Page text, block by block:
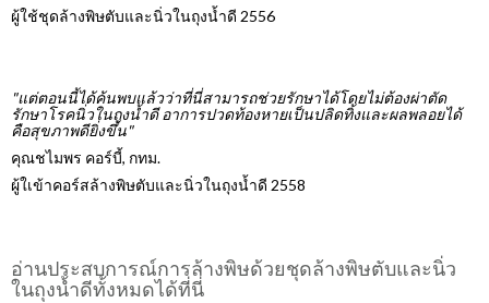
ผู้ใช้ชุดล้างพิษตับและนิ่วในถุงน้ำดี 2556
"แต่ตอนนี้ได้ค้นพบแล้วว่าที่นี่สามารถช่วยรักษาได้โดยไม่ต้องผ่าตัด
รักษาโรคนิ่วในถุงน้ำดี อาการปวดท้องหายเป็นปลิดทิ้งและผลพลอยได้
คือสุขภาพดียิ่งขึ้น"
คุณชไมพร คอร์บี้, กทม.
ผู้ใเข้าคอร์สล้างพิษตับและนิ่วในถุงน้ำดี 2558
อ่านประสบการณ์การล้างพิษด้วยชุดล้างพิษตับและนิ่ว
ในถุงน้ำดีทั้งหมดได้ที่นี่